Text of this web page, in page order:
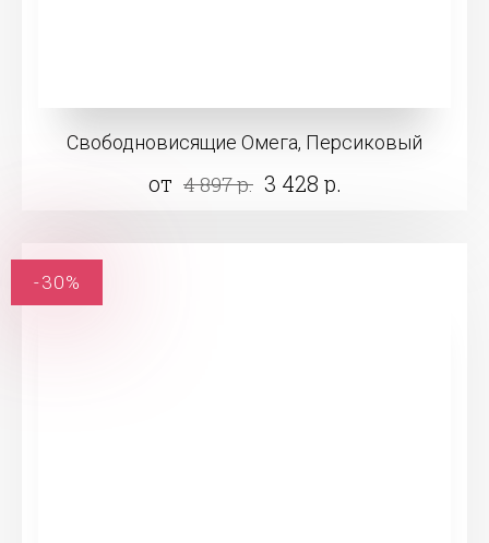
Свободновисящие Омега, Персиковый
от 4 897 р. 3 428 р.
-30%